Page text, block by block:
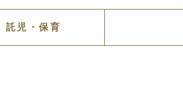
託児・保育